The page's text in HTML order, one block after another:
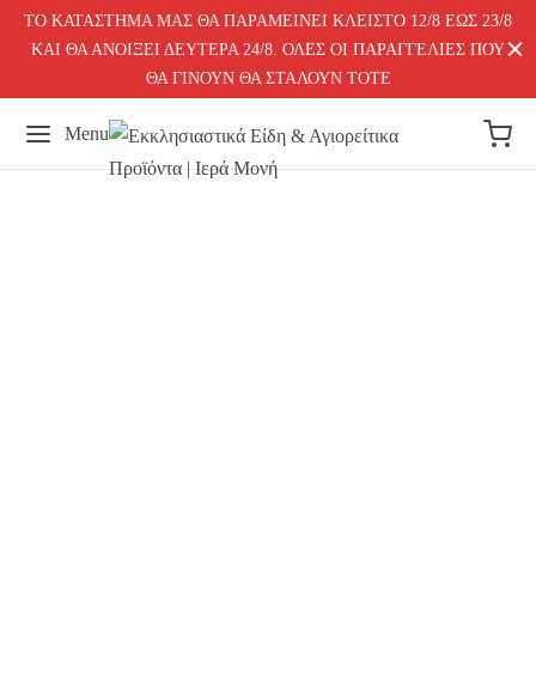
ΤΟ ΚΑΤΑΣΤΗΜΑ ΜΑΣ ΘΑ ΠΑΡΑΜΕΙΝΕΙ ΚΛΕΙΣΤΟ 12/8 ΕΩΣ 23/8
ΚΑΙ ΘΑ ΑΝΟΙΞΕΙ ΔΕΥΤΕΡΑ 24/8. ΟΛΕΣ ΟΙ ΠΑΡΑΓΓΕΛΙΕΣ ΠΟΥ
ΘΑ ΓΙΝΟΥΝ ΘΑ ΣΤΑΛΟΥΝ ΤΟΤΕ
Menu